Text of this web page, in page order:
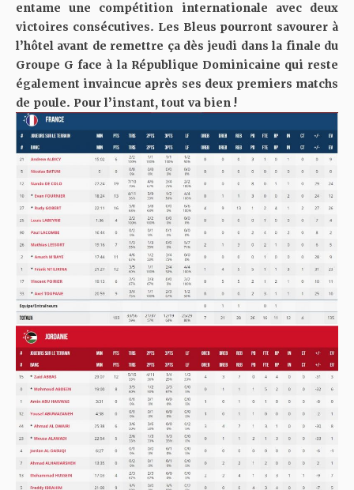
entame une compétition internationale avec deux
victoires consécutives. Les Bleus pourront savourer à
l’hôtel avant de remettre ça dès jeudi dans la finale du
Groupe G face à la République Dominicaine qui reste
également invaincue après ses deux premiers matchs
de poule. Pour l’instant, tout va bien !